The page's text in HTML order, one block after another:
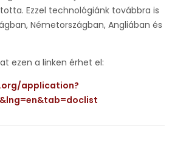
Ezzel technológiánk továbbra is
Németországban, Angliában és
ezen a linken érhet el:
application?